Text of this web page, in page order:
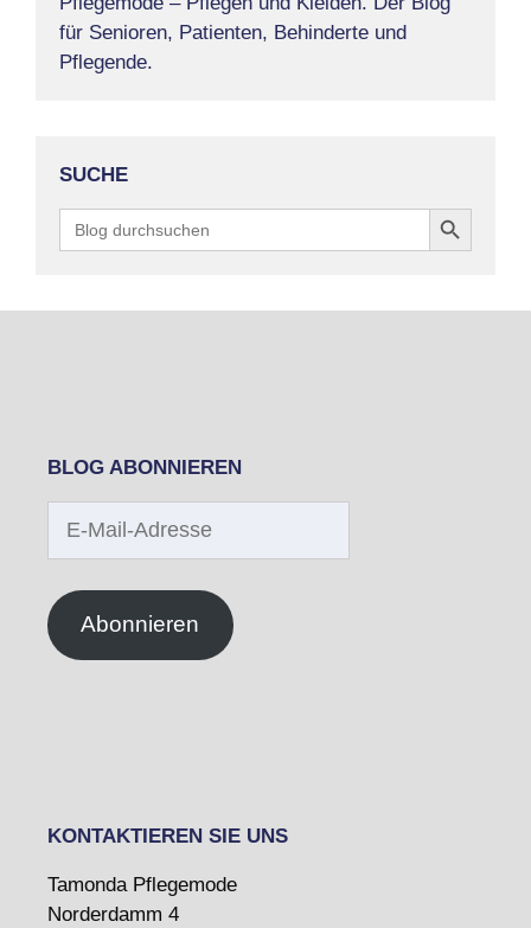
für Senioren, Patienten, Behinderte und
Pflegende.
SUCHE
for:
Search Button
BLOG ABONNIEREN
Abonnieren
KONTAKTIEREN SIE UNS
Tamonda Pflegemode
Norderdamm 4